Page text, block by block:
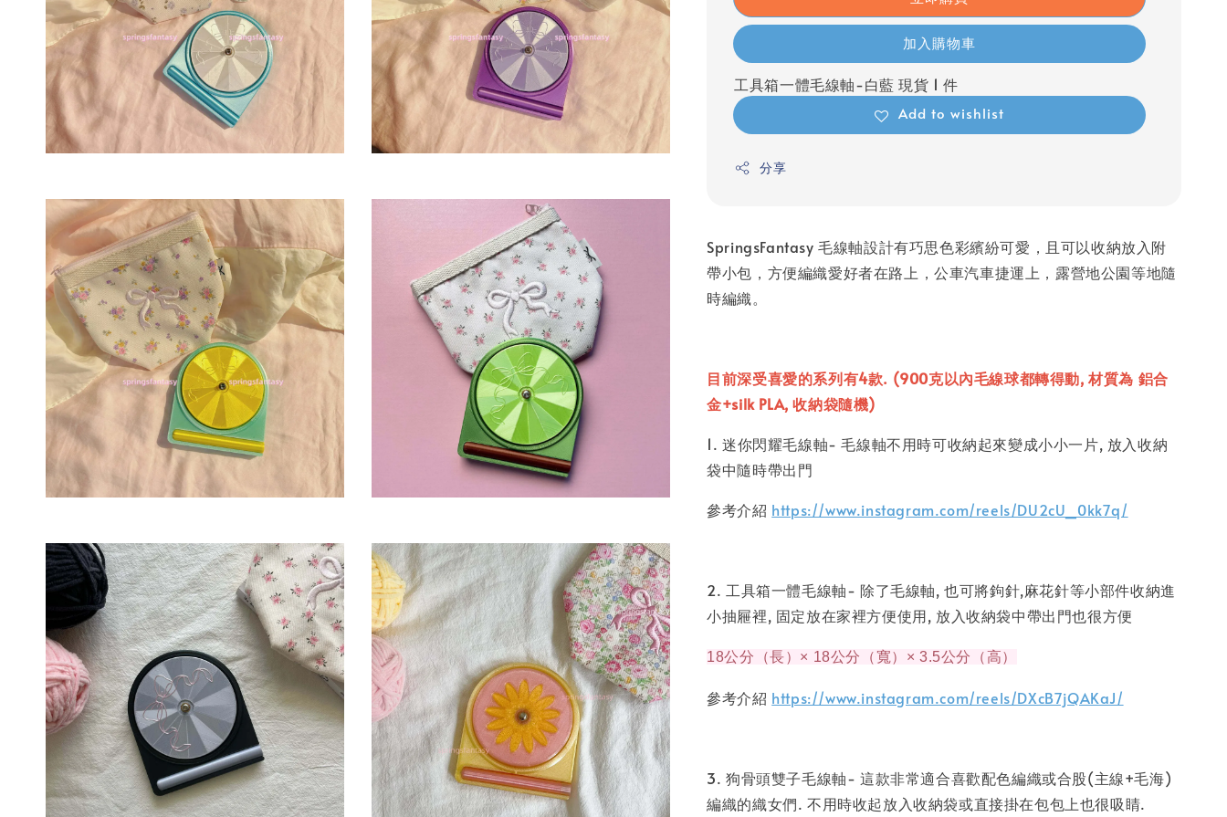
加入購物車
工具箱一體毛線軸-白藍 現貨 1 件
Add to wishlist
分享
SpringsFantasy 毛線軸設計有巧思色彩繽紛可愛，且可以收納放入附
帶小包，方便編織愛好者在路上，公車汽車捷運上，露營地公園等地隨
時編織。
目前深受喜愛的系列有4款. (900克以內毛線球都轉得動, 材質為 鋁合
金+silk PLA, 收納袋隨機)
1. 迷你閃耀毛線軸- 毛線軸不用時可收納起來變成小小一片, 放入收納
袋中隨時帶出門
參考介紹 https://www.instagram.com/reels/DU2cU_0kk7q/
2. 工具箱一體毛線軸- 除了毛線軸, 也可將鉤針,麻花針等小部件收納進
小抽屜裡, 固定放在家裡方便使用, 放入收納袋中帶出門也很方便
18公分（長）× 18公分（寬）× 3.5公分（高）
參考介紹 https://www.instagram.com/reels/DXcB7jQAKaJ/
3. 狗骨頭雙子毛線軸- 這款非常適合喜歡配色編織或合股(主線+毛海)
編織的織女們. 不用時收起放入收納袋或直接掛在包包上也很吸睛.